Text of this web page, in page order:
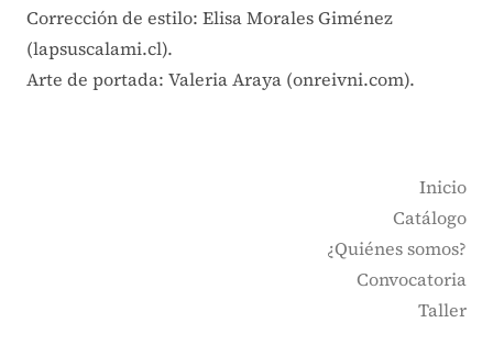
Corrección de estilo: Elisa Morales Giménez
(lapsuscalami.cl).
Arte de portada: Valeria Araya (onreivni.com).
Inicio
Catálogo
¿Quiénes somos?
Convocatoria
Taller